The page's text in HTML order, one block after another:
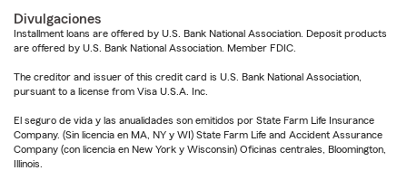
Divulgaciones
Installment loans are offered by U.S. Bank National Association. Deposit products
are offered by U.S. Bank National Association. Member FDIC.
The creditor and issuer of this credit card is U.S. Bank National Association,
pursuant to a license from Visa U.S.A. Inc.
El seguro de vida y las anualidades son emitidos por State Farm Life Insurance
Company. (Sin licencia en MA, NY y WI) State Farm Life and Accident Assurance
Company (con licencia en New York y Wisconsin) Oficinas centrales, Bloomington,
Illinois.